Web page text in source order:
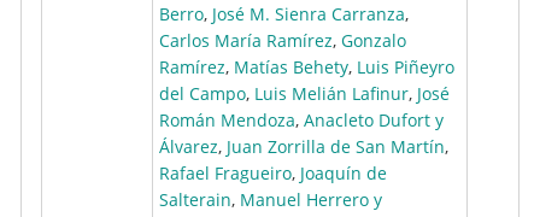
Berro, José M. Sienra Carranza,
Carlos María Ramírez, Gonzalo
Ramírez, Matías Behety, Luis Piñeyro
del Campo, Luis Melián Lafinur, José
Román Mendoza, Anacleto Dufort y
Álvarez, Juan Zorrilla de San Martín,
Rafael Fragueiro, Joaquín de
Salterain, Manuel Herrero y